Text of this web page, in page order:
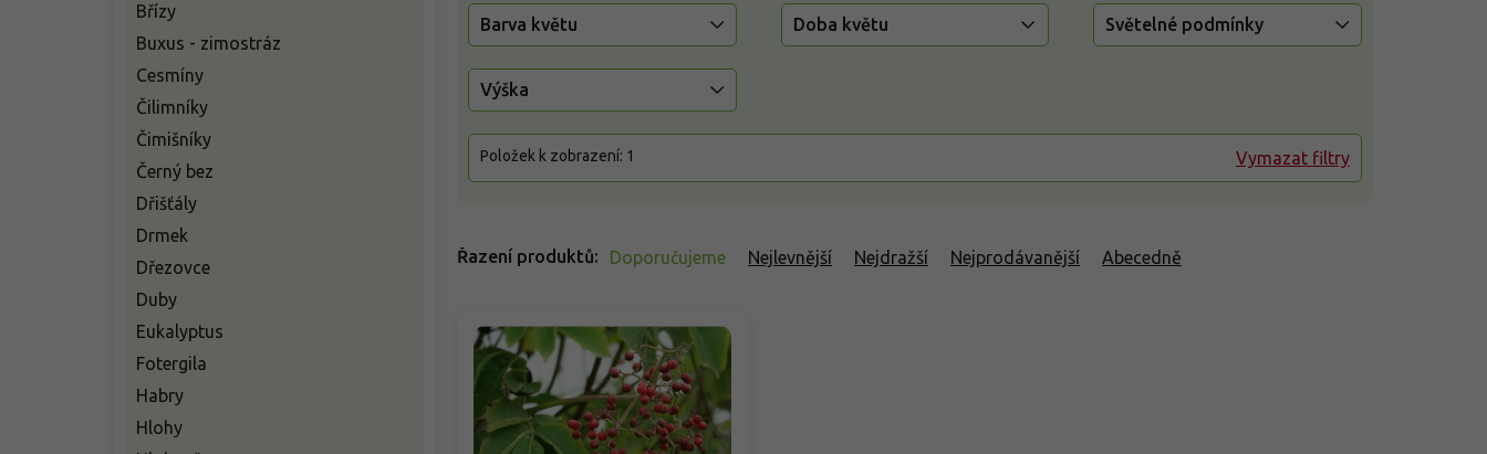
Břízy
Buxus - zimostráz
Cesmíny
Čilimníky
Čimišníky
Černý bez
Dřišťály
Drmek
Dřezovce
Duby
Eukalyptus
Fotergila
Habry
Hlohy
Řazení produktů Doporučujeme Nejlevnější Nejdražší Nejprodávanější Abecedně
Barva květu Doba květu Světelné podmínky
Výška
Vymazat filtry
Položek k zobrazení: 1